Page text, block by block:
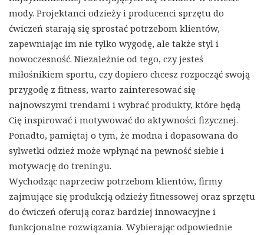
mody. Projektanci odzieży i producenci sprzętu do
ćwiczeń starają się sprostać potrzebom klientów,
zapewniając im nie tylko wygodę, ale także styl i
nowoczesność. Niezależnie od tego, czy jesteś
miłośnikiem sportu, czy dopiero chcesz rozpocząć swoją
przygodę z fitness, warto zainteresować się
najnowszymi trendami i wybrać produkty, które będą
Cię inspirować i motywować do aktywności fizycznej.
Ponadto, pamiętaj o tym, że modna i dopasowana do
sylwetki odzież może wpłynąć na pewność siebie i
motywację do treningu.
Wychodząc naprzeciw potrzebom klientów, firmy
zajmujące się produkcją odzieży fitnessowej oraz sprzętu
do ćwiczeń oferują coraz bardziej innowacyjne i
funkcjonalne rozwiązania. Wybierając odpowiednie